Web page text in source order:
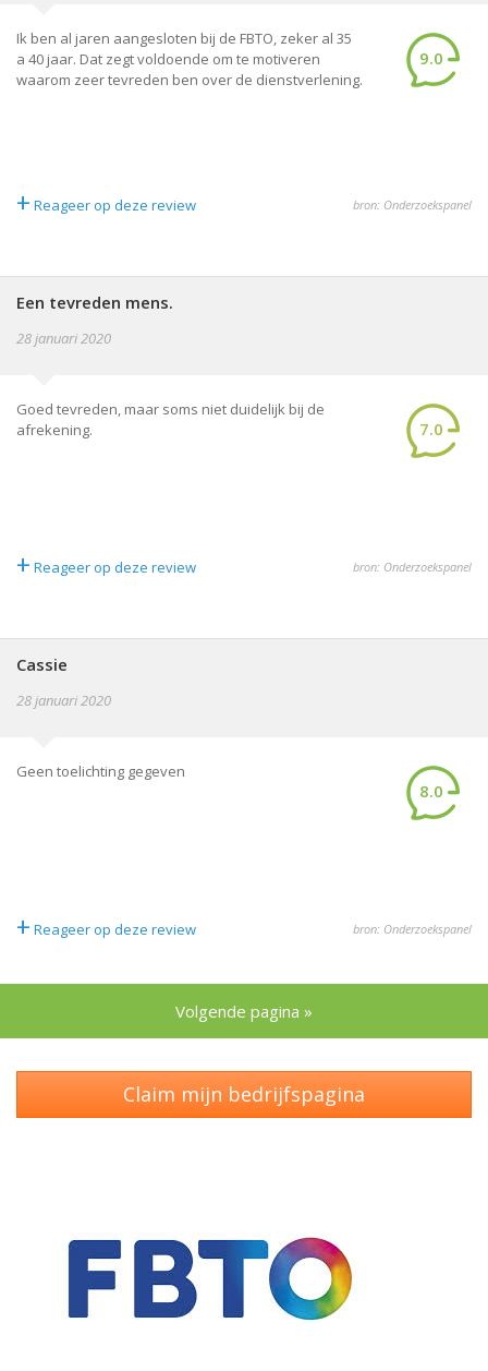
Ik ben al jaren aangesloten bij de FBTO, zeker al 35
a 40 jaar. Dat zegt voldoende om te motiveren
waarom zeer tevreden ben over de dienstverlening.
9.0
+ Reageer op deze review bron: Onderzoekspanel
Een tevreden mens.
28 januari 2020
Goed tevreden, maar soms niet duidelijk bij de
afrekening.
7.0
+ Reageer op deze review bron: Onderzoekspanel
Cassie
28 januari 2020
Geen toelichting gegeven
8.0
+ Reageer op deze review bron: Onderzoekspanel
Volgende pagina »
Claim mijn bedrijfspagina